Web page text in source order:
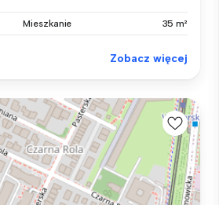
Mieszkanie 35 m²
Zobacz więcej